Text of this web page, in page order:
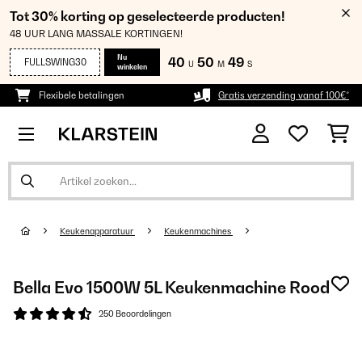
Tot 30% korting op geselecteerde producten!
48 UUR LANG MASSALE KORTINGEN!
FULLSWING30
Nu
winkelen
40 U 50 M 48 S
Flexibele betalingen Gratis verzending vanaf 100€*
Keukenapparatuur Keukenmachines
Bella Evo 1500W 5L Keukenmachine Rood
250 Beoordelingen